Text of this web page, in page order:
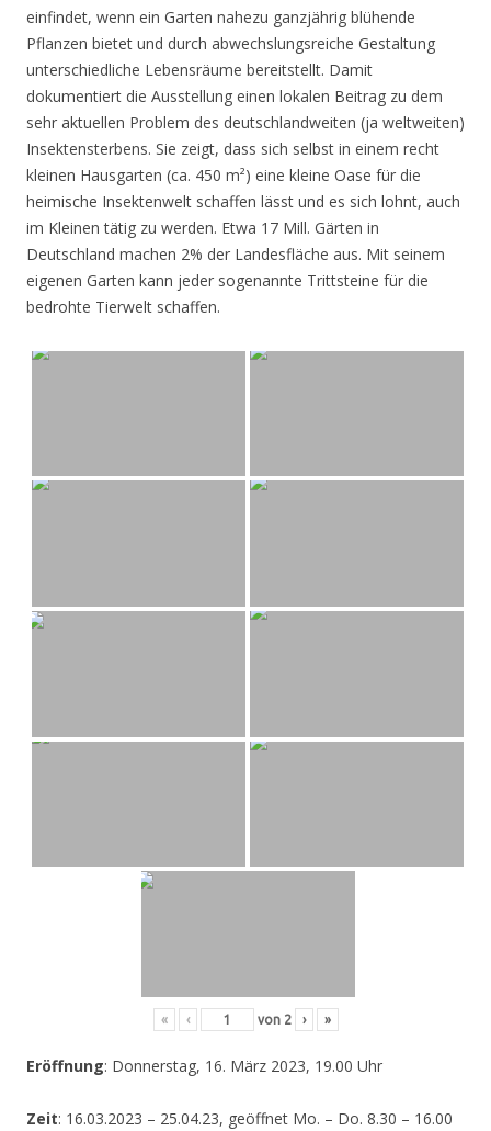
einfindet, wenn ein Garten nahezu ganzjährig blühende
Pflanzen bietet und durch abwechslungsreiche Gestaltung
unterschiedliche Lebensräume bereitstellt. Damit
dokumentiert die Ausstellung einen lokalen Beitrag zu dem
sehr aktuellen Problem des deutschlandweiten (ja weltweiten)
Insektensterbens. Sie zeigt, dass sich selbst in einem recht
kleinen Hausgarten (ca. 450 m²) eine kleine Oase für die
heimische Insektenwelt schaffen lässt und es sich lohnt, auch
im Kleinen tätig zu werden. Etwa 17 Mill. Gärten in
Deutschland machen 2% der Landesfläche aus. Mit seinem
eigenen Garten kann jeder sogenannte Trittsteine für die
bedrohte Tierwelt schaffen.
« ‹ von 2 › »
Eröffnung: Donnerstag, 16. März 2023, 19.00 Uhr
Zeit: 16.03.2023 – 25.04.23, geöffnet Mo. – Do. 8.30 – 16.00